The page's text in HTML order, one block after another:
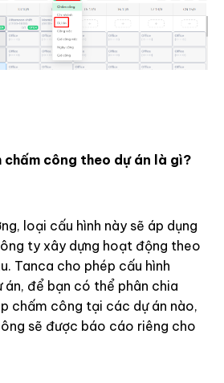
chấm công theo dự án là gì?
loại cấu hình này sẽ áp dụng
ty xây dựng hoạt động theo
Tanca cho phép cấu hình
để bạn có thể phân chia
chấm công tại các dự án nào,
sẽ được báo cáo riêng cho